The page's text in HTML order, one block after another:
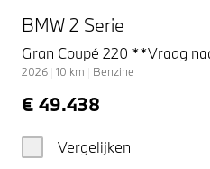
BMW 2 Serie
Gran Coupé 220 **Vraag
2026 10 km Benzine
€ 49.438
Vergelijken